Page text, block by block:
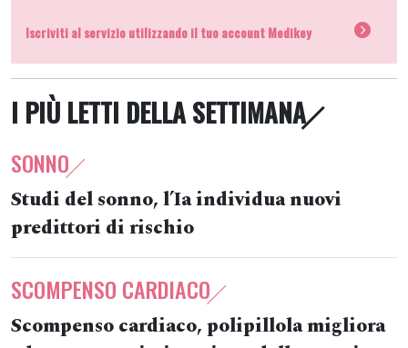
Iscriviti al servizio utilizzando il tuo account Medikey
I PIÙ LETTI DELLA SETTIMANA
SONNO
Studi del sonno, l’Ia individua nuovi
predittori di rischio
SCOMPENSO CARDIACO
Scompenso cardiaco, polipillola migliora